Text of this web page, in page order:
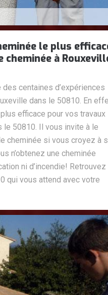
le plus
à
centaines d’expériences
dans le 50810. En
efficace pour vos travaux
le 50810. Il vous invite à le
cheminée si vous croyez à
n’obtenez une cheminée
ni d’incendie! Retrouvez
qui vous attend avec votre